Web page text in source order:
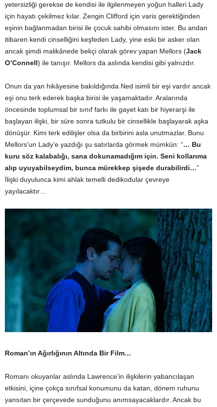
yetersizliği gerekse de kendisi ile ilgilenmeyen yoğun halleri Lady
için hayatı çekilmez kılar. Zengin Clifford için varis gerektiğinden
eşinin bağlanmadan birisi ile çocuk sahibi olmasını ister. Bu andan
itibaren kendi cinselliğini keşfeden Lady, yine eski bir asker olan
ancak şimdi malikânede bekçi olarak görev yapan Mellors (Jack
O’Connell) ile tanışır. Mellors da aslında kendisi gibi yalnızdır.
Onun da yan hikâyesine bakıldığında Ned isimli bir eşi vardır ancak
eşi onu terk ederek başka birisi ile yaşamaktadır. Aralarında
öncesinde toplumsal bir sınıf farkı ile gayet katı bir hiyerarşi ile
başlayan ilişki, bir süre sonra tutkulu bir cinsellikle başlayarak aşka
dönüşür. Kimi terk edilişler olsa da birbirini asla unutmazlar. Bunu
Mellors’un Lady’e yazdığı şu satırlarda görmek mümkün: “… Bu
kuru söz kalabalığı, sana dokunamadığım için. Seni kollarıma
alıp uyuyabilseydim, bunca mürekkep şişede durabilirdi…”
İlişki duyulunca kimi ahlak temelli dedikodular çevreye
yayılacaktır…
Roman’ın Ağırlığının Altında Bir Film…
Romanı okuyanlar aslında Lawrence’in ilişkilerin yabancılaşan
etkisini, içine çokça sınıfsal konumunu da katan, dönem ruhunu
yansıtan bir çerçevede sunduğunu anımsayacaklardır. Ancak bu